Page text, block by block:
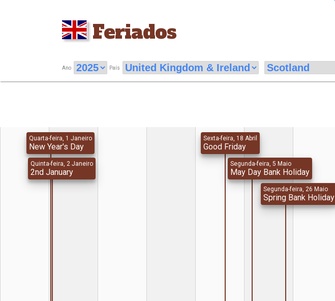
Feriados
Ano País
Quarta-feira, 1 Janeiro
New Year's Day
Quinta-feira, 2 Janeiro
2nd January
Sexta-feira, 18 Abril
Good Friday
Segunda-feira, 5 Maio
May Day Bank Holiday
Segunda-feira, 26 Maio
Spring Bank Holiday